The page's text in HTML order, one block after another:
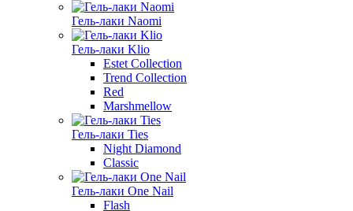
Гель-лаки Naomi
Гель-лаки Klio
Estet Collection
Trend Collection
Red
Marshmellow
Гель-лаки Ties
Night Diamond
Classic
Гель-лаки One Nail
Flash